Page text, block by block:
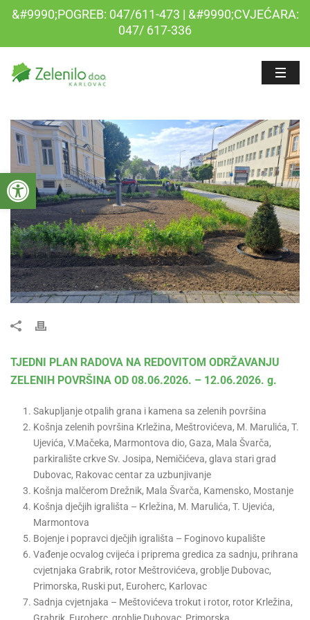
Open toolbar
&#9990;POGREB: 047/611-473 | &#9990;CVJEĆARA:
047/ 617-336
TJEDNI PLAN RADOVA NA REDOVITOM ODRŽAVANJU
ZELENIH POVRŠINA OD 08.06.2026. – 12.06.2026. g.
Sakupljanje otpalih grana i kamena sa zelenih površina
Košnja zelenih površina Krležina, Meštrovićeva, M. Marulića, T.
Ujevića, V.Mačeka, Marmontova dio, Gaza, Mala Švarča,
parkiralište crkve Sv. Josipa, Nemičićeva, glava stari grad
Dubovac, Rakovac centar za uzbunjivanje
Košnja malčerom Drežnik, Mala Švarča, Kamensko, Mostanje
Košnja dječjih igrališta – Krležina, M. Marulića, T. Ujevića,
Marmontova
Bojenje i popravci dječjih igrališta – Foginovo kupalište
Vađenje ocvalog cvijeća i priprema gredica za sadnju, prihrana
cvjetnjaka Grabrik, rotor Meštrovićeva, groblje Dubovac,
Primorska, Ruski put, Euroherc, Karlovac
Sadnja cvjetnjaka – Meštovićeva trokut i rotor, rotor Krležina,